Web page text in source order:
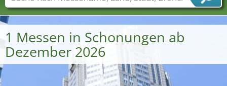
1 Messen in Schonungen ab
Dezember 2026
Messenamen Länder Städte
Branchen
Dienstleisterbranchen